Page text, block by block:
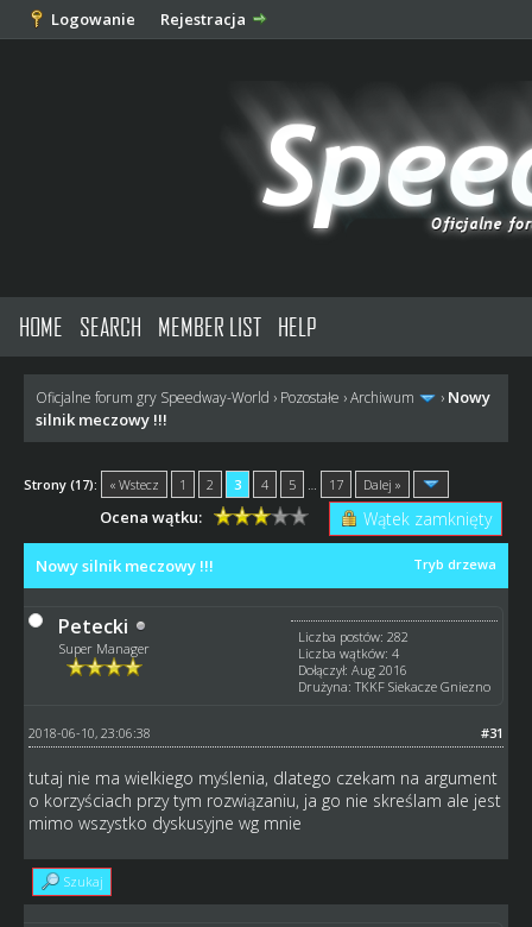
Logowanie Rejestracja
HOME SEARCH MEMBER LIST HELP
Oficjalne forum gry Speedway-World › Pozostałe ›Archiwum › Nowy
silnik meczowy !!!
Strony (17): « Wstecz 1 2 3 4 5 17 Dalej »
Wątek zamknięty
Ocena wątku:
Tryb drzewa
Nowy silnik meczowy !!!
Petecki
Super Manager
Liczba postów: 282
Liczba wątków: 4
Dołączył: Aug 2016
Drużyna: TKKF Siekacze Gniezno
#31
2018-06-10, 23:06:38
tutaj nie ma wielkiego myślenia, dlatego czekam na argument
o korzyściach przy tym rozwiązaniu, ja go nie skreślam ale jest
mimo wszystko dyskusyjne wg mnie
Szukaj